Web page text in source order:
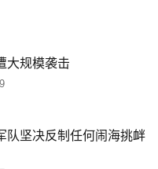
大规模袭击
队坚决反制任何闹海挑衅